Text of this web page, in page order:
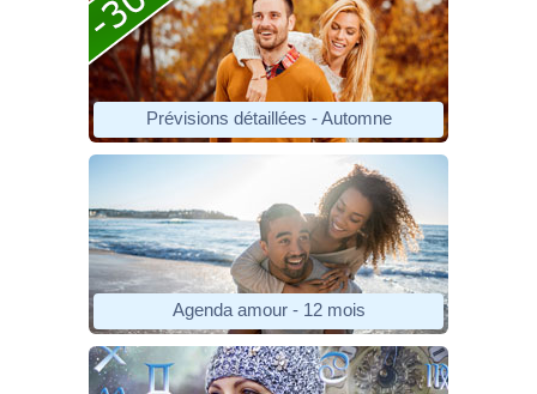
Prévisions détaillées - Automne
Agenda amour - 12 mois